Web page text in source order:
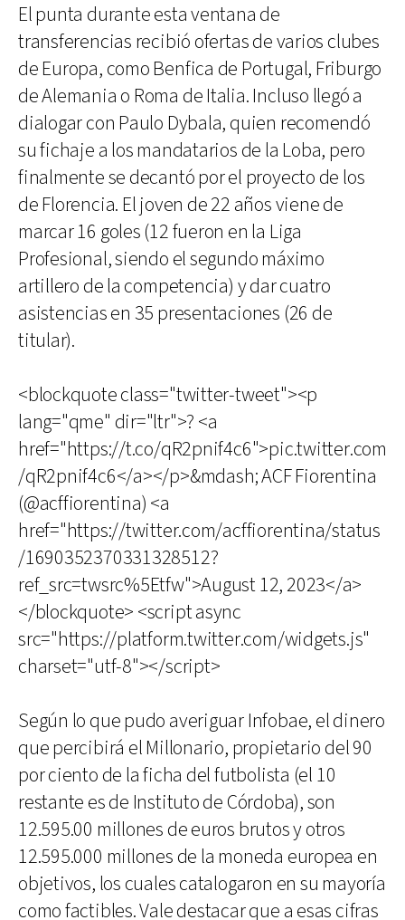
El punta durante esta ventana de
transferencias recibió ofertas de varios clubes
de Europa, como Benfica de Portugal, Friburgo
de Alemania o Roma de Italia. Incluso llegó a
dialogar con Paulo Dybala, quien recomendó
su fichaje a los mandatarios de la Loba, pero
finalmente se decantó por el proyecto de los
de Florencia. El joven de 22 años viene de
marcar 16 goles (12 fueron en la Liga
Profesional, siendo el segundo máximo
artillero de la competencia) y dar cuatro
asistencias en 35 presentaciones (26 de
titular).
<blockquote class="twitter-tweet"><p
lang="qme" dir="ltr">? <a
href="https://t.co/qR2pnif4c6">pic.twitter.com
/qR2pnif4c6</a></p>&mdash; ACF Fiorentina
(@acffiorentina) <a
href="https://twitter.com/acffiorentina/status
/1690352370331328512?
ref_src=twsrc%5Etfw">August 12, 2023</a>
</blockquote> <script async
src="https://platform.twitter.com/widgets.js"
charset="utf-8"></script>
Según lo que pudo averiguar Infobae, el dinero
que percibirá el Millonario, propietario del 90
por ciento de la ficha del futbolista (el 10
restante es de Instituto de Córdoba), son
12.595.00 millones de euros brutos y otros
12.595.000 millones de la moneda europea en
objetivos, los cuales catalogaron en su mayoría
como factibles. Vale destacar que a esas cifras